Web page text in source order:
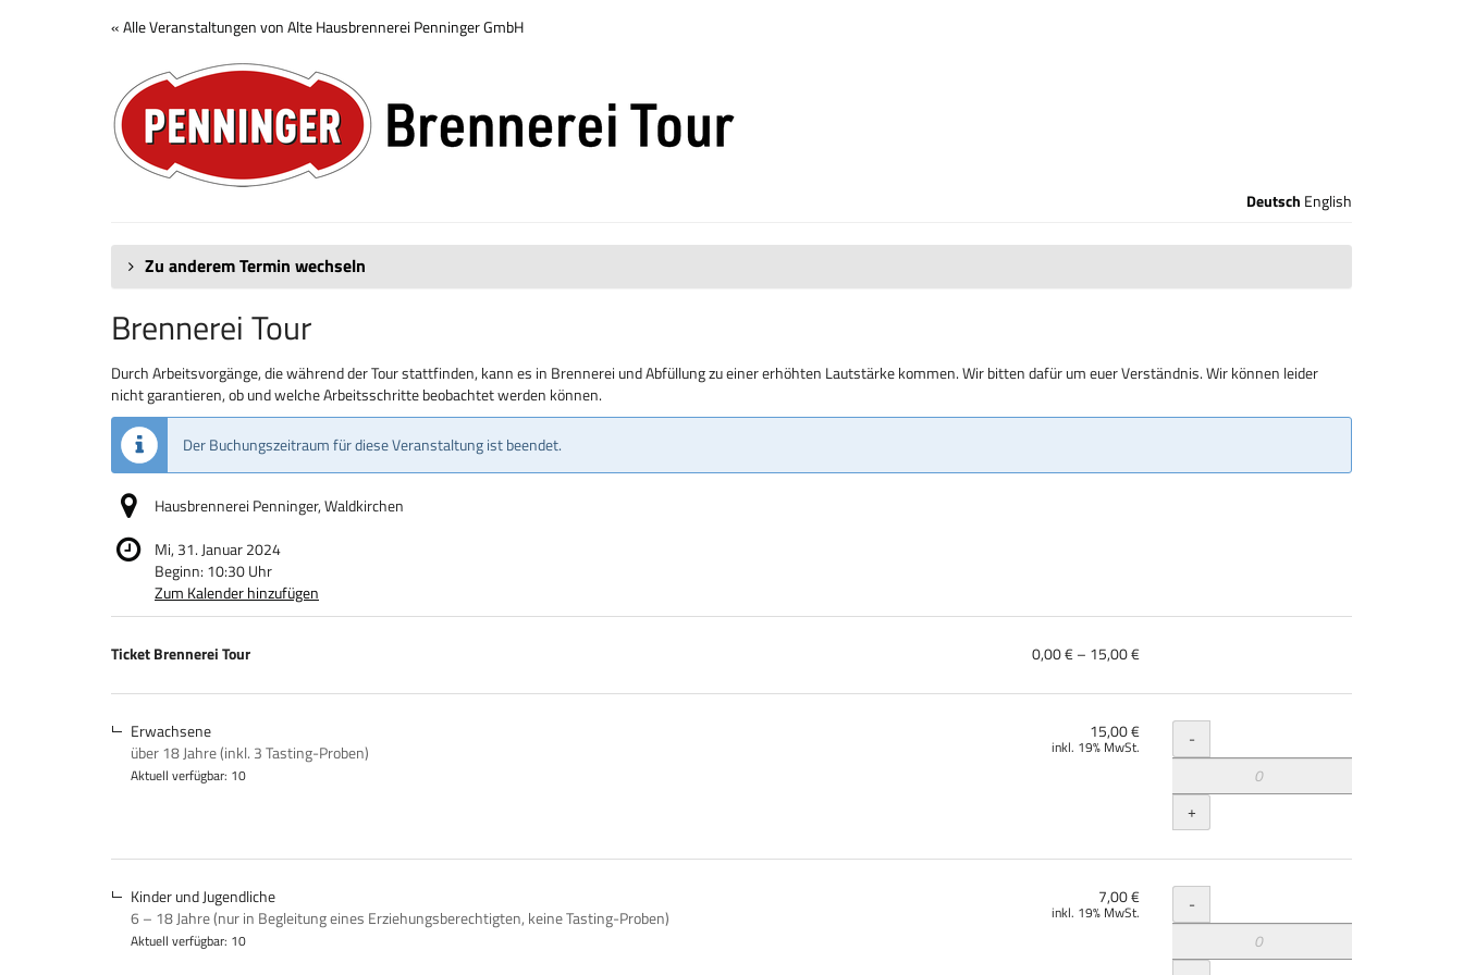
« Alle Veranstaltungen von Alte Hausbrennerei Penninger GmbH
Brennerei
Tour
Deutsch English
Zu anderem Termin wechseln
Brennerei Tour
Durch Arbeitsvorgänge, die während der Tour stattfinden, kann es in Brennerei und Abfüllung zu einer erhöhten Lautstärke kommen. Wir bitten dafür um euer Verständnis. Wir können leider
nicht garantieren, ob und welche Arbeitsschritte beobachtet werden können.
Der Buchungszeitraum für diese Veranstaltung ist beendet.
Hausbrennerei Penninger, Waldkirchen
Mi, 31. Januar 2024
Beginn: 10:30Uhr
Zum Kalender hinzufügen
Produkte
Produkte
Ticket Brennerei Tour
von
bis
0,00 € – 15,00 €
Erwachsene
über 18 Jahre (inkl. 3 Tasting-Proben)
Aktuell verfügbar: 10
15,00 €
inkl. 19% MwSt. Menge
-
+
Kinder und Jugendliche
6 – 18 Jahre (nur in Begleitung eines Erziehungsberechtigten, keine Tasting-Proben)
Aktuell verfügbar: 10
7,00 €
inkl. 19% MwSt. Menge
-